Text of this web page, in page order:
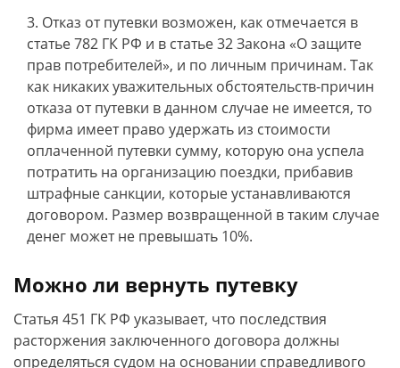
Отказ от путевки возможен, как отмечается в
статье 782 ГК РФ и в статье 32 Закона «О защите
прав потребителей», и по личным причинам. Так
как никаких уважительных обстоятельств-причин
отказа от путевки в данном случае не имеется, то
фирма имеет право удержать из стоимости
оплаченной путевки сумму, которую она успела
потратить на организацию поездки, прибавив
штрафные санкции, которые устанавливаются
договором. Размер возвращенной в таким случае
денег может не превышать 10%.
Можно ли вернуть путевку
Статья 451 ГК РФ указывает, что последствия
расторжения заключенного договора должны
определяться судом на основании справедливого